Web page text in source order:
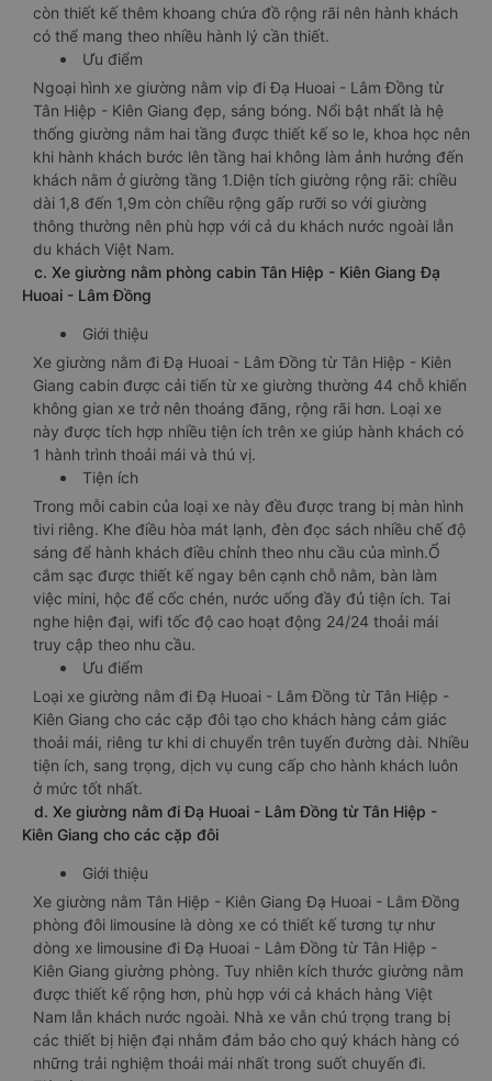
còn thiết kế thêm khoang chứa đồ rộng rãi nên hành khách
có thể mang theo nhiều hành lý cần thiết.
Ưu điểm
Ngoại hình xe giường nằm vip đi Đạ Huoai - Lâm Đồng từ
Tân Hiệp - Kiên Giang đẹp, sáng bóng. Nổi bật nhất là hệ
thống giường nằm hai tầng được thiết kế so le, khoa học nên
khi hành khách bước lên tầng hai không làm ảnh hưởng đến
khách nằm ở giường tầng 1.Diện tích giường rộng rãi: chiều
dài 1,8 đến 1,9m còn chiều rộng gấp rưỡi so với giường
thông thường nên phù hợp với cả du khách nước ngoài lẫn
du khách Việt Nam.
c. Xe giường nằm phòng cabin Tân Hiệp - Kiên Giang Đạ
Huoai - Lâm Đồng
Giới thiệu
Xe giường nằm đi Đạ Huoai - Lâm Đồng từ Tân Hiệp - Kiên
Giang cabin được cải tiến từ xe giường thường 44 chỗ khiến
không gian xe trở nên thoáng đãng, rộng rãi hơn. Loại xe
này được tích hợp nhiều tiện ích trên xe giúp hành khách có
1 hành trình thoải mái và thú vị.
Tiện ích
Trong mỗi cabin của loại xe này đều được trang bị màn hình
tivi riêng. Khe điều hòa mát lạnh, đèn đọc sách nhiều chế độ
sáng để hành khách điều chỉnh theo nhu cầu của mình.Ổ
cắm sạc được thiết kế ngay bên cạnh chỗ nằm, bàn làm
việc mini, hộc để cốc chén, nước uống đầy đủ tiện ích. Tai
nghe hiện đại, wifi tốc độ cao hoạt động 24/24 thoải mái
truy cập theo nhu cầu.
Ưu điểm
Loại xe giường nằm đi Đạ Huoai - Lâm Đồng từ Tân Hiệp -
Kiên Giang cho các cặp đôi tạo cho khách hàng cảm giác
thoải mái, riêng tư khi di chuyển trên tuyến đường dài. Nhiều
tiện ích, sang trọng, dịch vụ cung cấp cho hành khách luôn
ở mức tốt nhất.
d. Xe giường nằm đi Đạ Huoai - Lâm Đồng từ Tân Hiệp -
Kiên Giang cho các cặp đôi
Giới thiệu
Xe giường nằm Tân Hiệp - Kiên Giang Đạ Huoai - Lâm Đồng
phòng đôi limousine là dòng xe có thiết kế tương tự như
dòng xe limousine đi Đạ Huoai - Lâm Đồng từ Tân Hiệp -
Kiên Giang giường phòng. Tuy nhiên kích thước giường nằm
được thiết kế rộng hơn, phù hợp với cả khách hàng Việt
Nam lẫn khách nước ngoài. Nhà xe vẫn chú trọng trang bị
các thiết bị hiện đại nhằm đảm bảo cho quý khách hàng có
những trải nghiệm thoải mái nhất trong suốt chuyến đi.